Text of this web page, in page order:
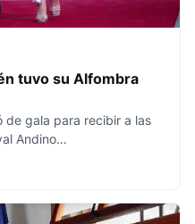
tuvo su Alfombra
de gala para recibir a las
Andino…